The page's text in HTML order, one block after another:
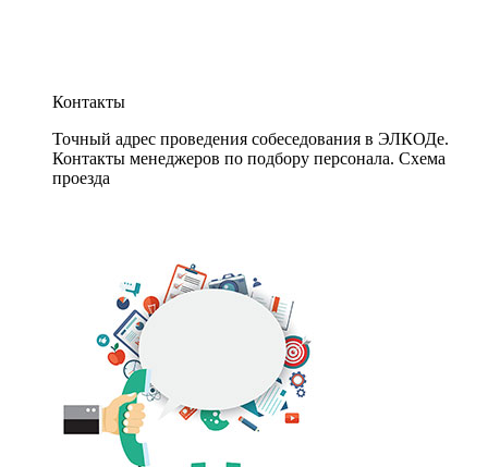
Контакты
Точный адрес проведения собеседования в ЭЛКОДе.
Контакты менеджеров по подбору персонала. Схема
проезда